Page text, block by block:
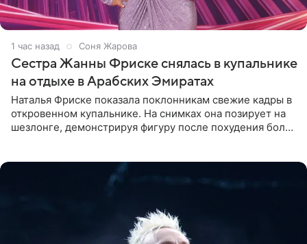
1 час назад Соня Жарова
Сестра Жанны Фриске снялась в купальнике
на отдыхе в Арабских Эмиратах
Наталья Фриске показала поклонникам свежие кадры в
откровенном купальнике. На снимках она позирует на
шезлонге, демонстрируя фигуру после похудения более